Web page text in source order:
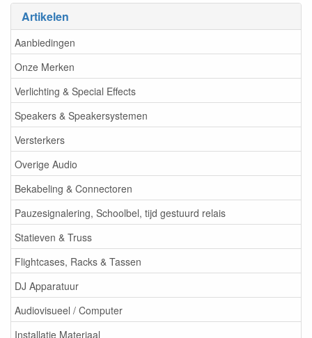
Artikelen
Aanbiedingen
Onze Merken
Verlichting & Special Effects
Speakers & Speakersystemen
Versterkers
Overige Audio
Bekabeling & Connectoren
Pauzesignalering, Schoolbel, tijd gestuurd relais
Statieven & Truss
Flightcases, Racks & Tassen
DJ Apparatuur
Audiovisueel / Computer
Installatie Materiaal